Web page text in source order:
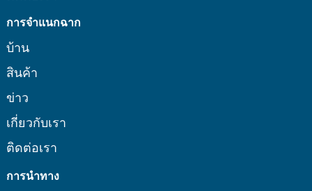
การจำแนกฉาก
บ้าน
สินค้า
ข่าว
เกี่ยวกับเรา
ติดต่อเรา
การนำทาง